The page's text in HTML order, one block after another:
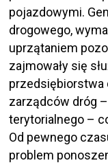
pojazdowymi.
drogowego,
uprzątaniem
zajmowały się
przedsiębiorstwa
zarządców dróg
terytorialnego –
Od pewnego
problem